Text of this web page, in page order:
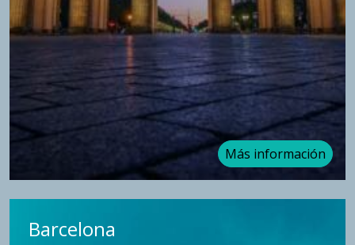
Más información
Barcelona